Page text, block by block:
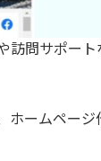
訪問サポート
ホームページ